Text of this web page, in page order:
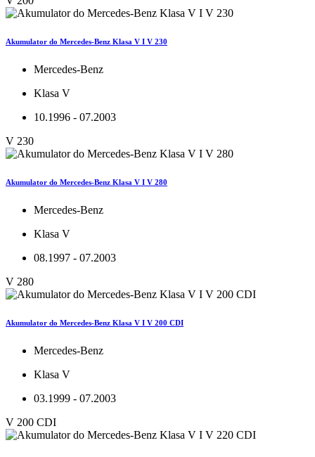
Akumulator do Mercedes-Benz Klasa V I V 230
Mercedes-Benz
Klasa V
10.1996 - 07.2003
V 230
Akumulator do Mercedes-Benz Klasa V I V 280
Mercedes-Benz
Klasa V
08.1997 - 07.2003
V 280
Akumulator do Mercedes-Benz Klasa V I V 200 CDI
Mercedes-Benz
Klasa V
03.1999 - 07.2003
V 200 CDI